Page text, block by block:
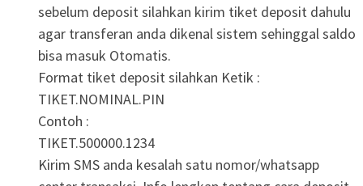
sebelum deposit silahkan kirim tiket deposit dahulu
agar transferan anda dikenal sistem sehinggal saldo
bisa masuk Otomatis.
Format tiket deposit silahkan Ketik :
TIKET.NOMINAL.PIN
Contoh :
TIKET.500000.1234
Kirim SMS anda kesalah satu nomor/whatsapp